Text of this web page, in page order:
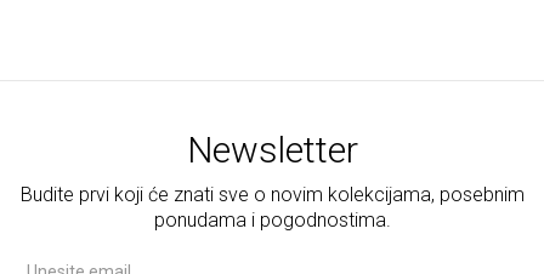
Newsletter
Budite prvi koji će znati sve o novim kolekcijama, posebnim
ponudama i pogodnostima.